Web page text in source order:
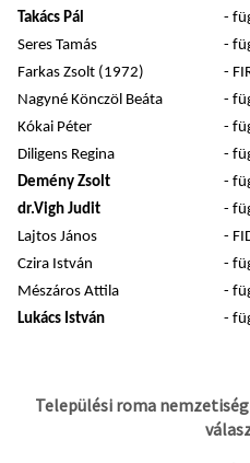
Takács Pál
-
Seres Tamás
-
Farkas Zsolt (1972)
-
Nagyné Könczöl Beáta
-
Kókai Péter
-
Diligens Regina
-
Demény Zsolt
-
dr.Vigh Judit
-
Lajtos János
-
Czira István
-
Mészáros Attila
-
Lukács István
-
Települési roma